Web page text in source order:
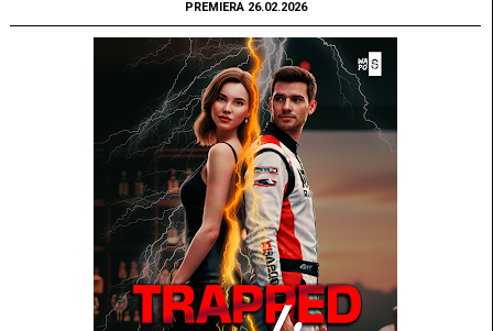
PREMIERA 26.02.2026